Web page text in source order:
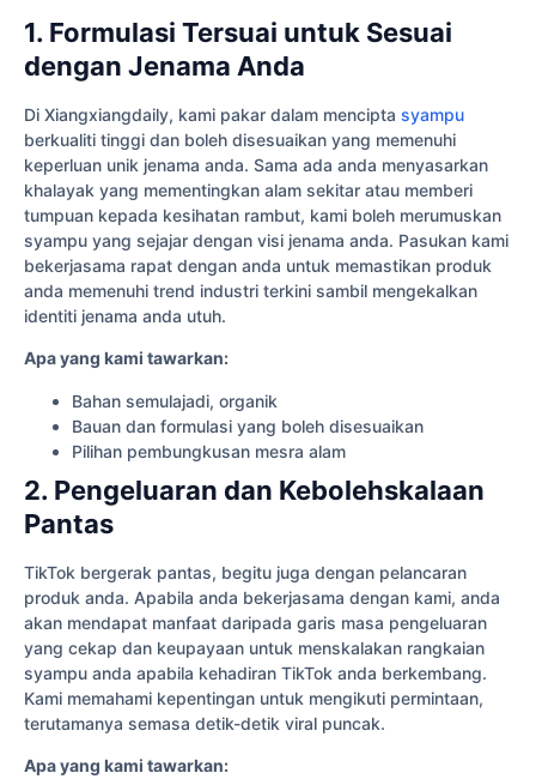
1. Formulasi Tersuai untuk Sesuai
dengan Jenama Anda
Di Xiangxiangdaily, kami pakar dalam mencipta syampu
berkualiti tinggi dan boleh disesuaikan yang memenuhi
keperluan unik jenama anda. Sama ada anda menyasarkan
khalayak yang mementingkan alam sekitar atau memberi
tumpuan kepada kesihatan rambut, kami boleh merumuskan
syampu yang sejajar dengan visi jenama anda. Pasukan kami
bekerjasama rapat dengan anda untuk memastikan produk
anda memenuhi trend industri terkini sambil mengekalkan
identiti jenama anda utuh.
Apa yang kami tawarkan:
Bahan semulajadi, organik
Bauan dan formulasi yang boleh disesuaikan
Pilihan pembungkusan mesra alam
2. Pengeluaran dan Kebolehskalaan
Pantas
TikTok bergerak pantas, begitu juga dengan pelancaran
produk anda. Apabila anda bekerjasama dengan kami, anda
akan mendapat manfaat daripada garis masa pengeluaran
yang cekap dan keupayaan untuk menskalakan rangkaian
syampu anda apabila kehadiran TikTok anda berkembang.
Kami memahami kepentingan untuk mengikuti permintaan,
terutamanya semasa detik-detik viral puncak.
Apa yang kami tawarkan: